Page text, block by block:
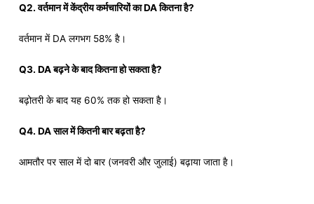
Q2. वर्तमान में केंद्रीय कर्मचारियों का DA कितना है?
वर्तमान में DA लगभग 58% है।
Q3. DA बढ़ने के बाद कितना हो सकता है?
बढ़ोतरी के बाद यह 60% तक हो सकता है।
Q4. DA साल में कितनी बार बढ़ता है?
आमतौर पर साल में दो बार (जनवरी और जुलाई) बढ़ाया जाता है।